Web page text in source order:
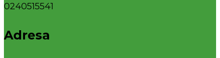
0240515541
Adresa